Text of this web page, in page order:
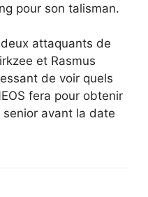
pour son talisman.
attaquants de
et Rasmus
de voir quels
fera pour obtenir
avant la date